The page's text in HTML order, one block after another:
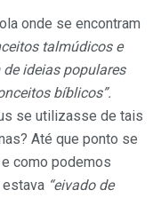
onde se encontram
talmúdicos e
ideias populares
bíblicos”.
se utilizasse de tais
Até que ponto se
como podemos
“eivadode